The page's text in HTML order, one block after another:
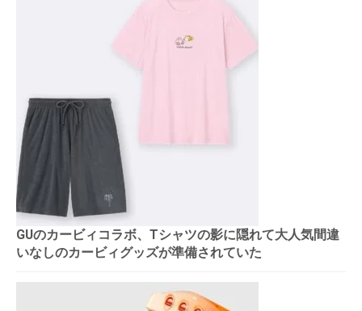
GUのカービィコラボ、Tシャツの影に隠れて大人気間違
いなしのカービィグッズが準備されていた